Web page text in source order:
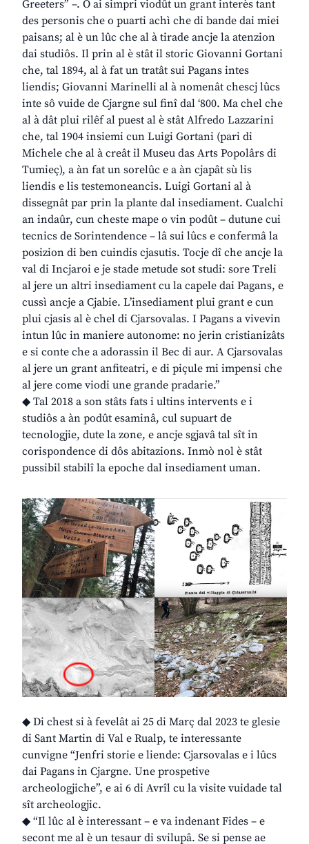
Greeters” –. O ai simpri viodût un grant interès tant
des personis che o puarti achì che di bande dai miei
paisans; al è un lûc che al à tirade ancje la atenzion
dai studiôs. Il prin al è stât il storic Giovanni Gortani
che, tal 1894, al à fat un tratât sui Pagans intes
liendis; Giovanni Marinelli al à nomenât chescj lûcs
inte sô vuide de Cjargne sul finî dal ‘800. Ma chel che
al à dât plui rilêf al puest al è stât Alfredo Lazzarini
che, tal 1904 insiemi cun Luigi Gortani (pari di
Michele che al à creât il Museu das Arts Popolârs di
Tumieç), a àn fat un sorelûc e a àn cjapât sù lis
liendis e lis testemoneancis. Luigi Gortani al à
dissegnât par prin la plante dal insediament. Cualchi
an indaûr, cun cheste mape o vin podût – dutune cui
tecnics de Sorintendence – lâ sui lûcs e confermâ la
posizion di ben cuindis cjasutis. Tocje dî che ancje la
val di Incjaroi e je stade metude sot studi: sore Treli
al jere un altri insediament cu la capele dai Pagans, e
cussì ancje a Cjabie. L’insediament plui grant e cun
plui cjasis al è chel di Cjarsovalas. I Pagans a vivevin
intun lûc in maniere autonome: no jerin cristianizâts
e si conte che a adorassin il Bec di aur. A Cjarsovalas
al jere un grant anfiteatri, e di piçule mi impensi che
al jere come viodi une grande pradarie.”
◆ Tal 2018 a son stâts fats i ultins intervents e i
studiôs a àn podût esaminâ, cul supuart de
tecnologjie, dute la zone, e ancje sgjavâ tal sît in
corispondence di dôs abitazions. Inmò nol è stât
pussibil stabilî la epoche dal insediament uman.
◆ Di chest si à fevelât ai 25 di Març dal 2023 te glesie
di Sant Martin di Val e Rualp, te interessante
cunvigne “Jenfri storie e liende: Cjarsovalas e i lûcs
dai Pagans in Cjargne. Une prospetive
archeologjiche”, e ai 6 di Avrîl cu la visite vuidade tal
sît archeologjic.
◆ “Il lûc al è interessant – e va indenant Fides – e
secont me al è un tesaur di svilupâ. Se si pense ae